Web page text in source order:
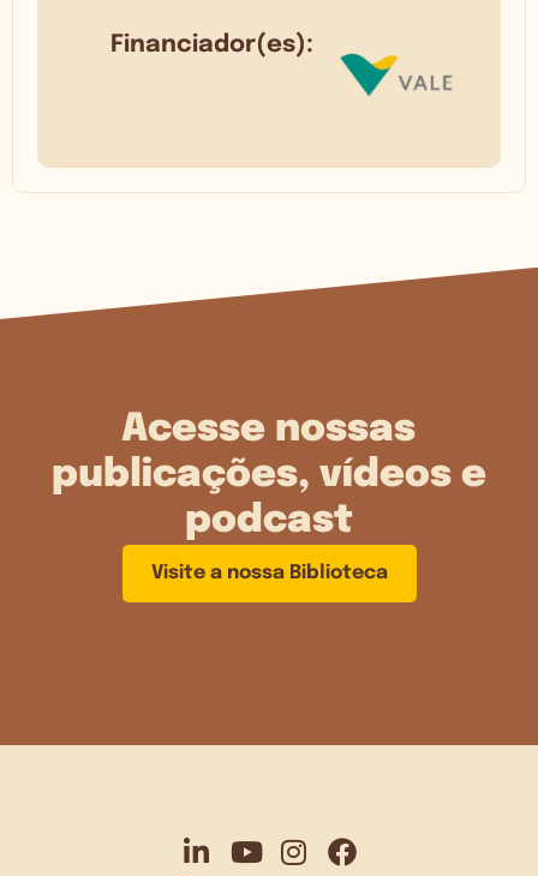
Financiador(es):
Acesse nossas
publicações, vídeos e
podcast
Visite a nossa Biblioteca